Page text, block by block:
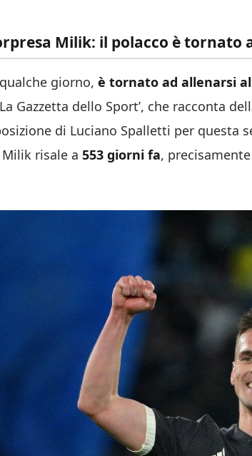
Milik: il polacco è tornato
giorno, è tornato ad allenarsi
Gazzetta dello Sport’, che racconta
di Luciano Spalletti per questa
risale a 553 giorni fa,